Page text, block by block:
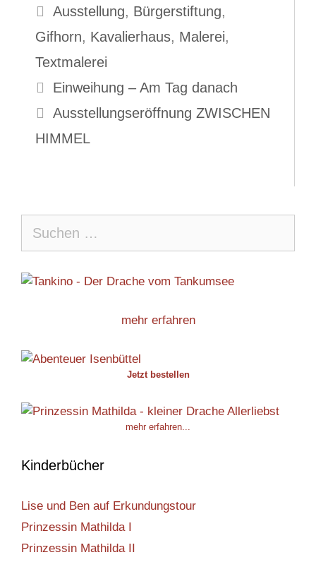
Schlagwörter
Ausstellung, Bürgerstiftung,
Gifhorn, Kavalierhaus, Malerei,
Textmalerei
Einweihung – Am Tag danach
Ausstellungseröffnung ZWISCHEN
HIMMEL
nach:
mehr erfahren
Jetzt bestellen
mehr erfahren...
Kinderbücher
Lise und Ben auf Erkundungstour
Prinzessin Mathilda I
Prinzessin Mathilda II